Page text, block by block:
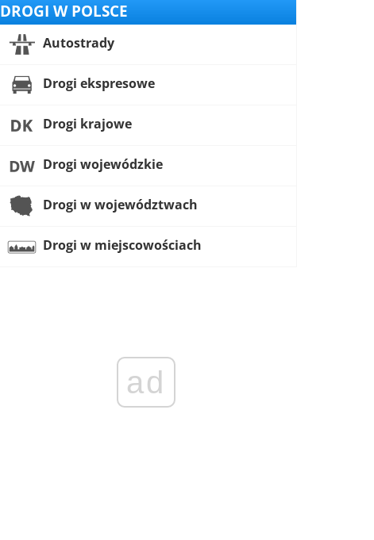
DROGI W POLSCE
Autostrady
Drogi ekspresowe
Drogi krajowe
Drogi wojewódzkie
Drogi w województwach
Drogi w miejscowościach
ad